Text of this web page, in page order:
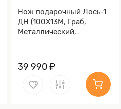
Нож подарочный Лось-1
ДН (100Х13М, Граб,
Металлический,
39 990 ₽